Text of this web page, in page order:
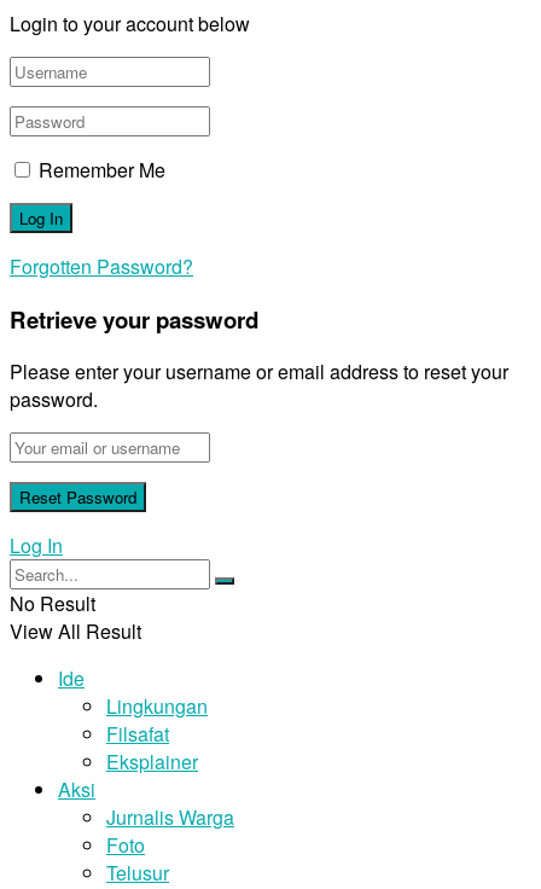
Login to your account below
Remember Me
Forgotten Password?
Retrieve your password
Please enter your username or email address to reset your
password.
Log In
No Result
View All Result
Ide
Lingkungan
Filsafat
Eksplainer
Aksi
Jurnalis Warga
Foto
Telusur